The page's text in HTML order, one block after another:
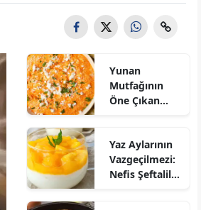
Yunan
Mutfağının
Öne Çıkan
Nasıl Yapılır?
Yaz Aylarının
Vazgeçilmezi:
Nefis Şeftalili